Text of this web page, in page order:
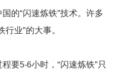
的“闪速炼铁”技术。许多
业”的大事。
程要5-6小时，“闪速炼铁”只